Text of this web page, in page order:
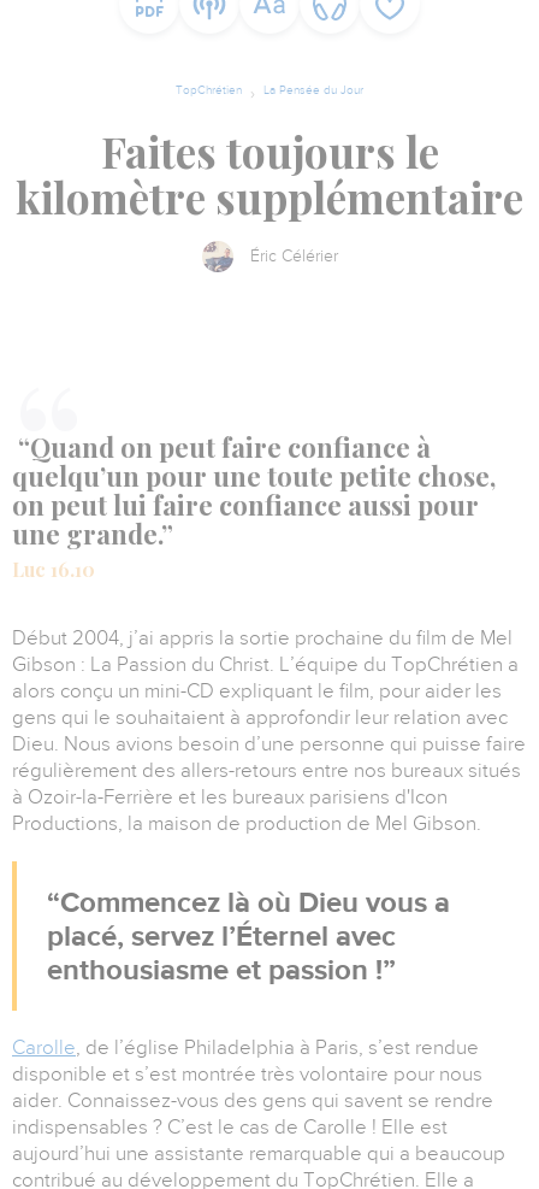
TopChrétien La Pensée du Jour
Faites toujours le
kilomètre supplémentaire
Éric Célérier
“Quand on peut faire confiance à
quelqu’un pour une toute petite chose,
on peut lui faire confiance aussi pour
une grande.”
Luc 16.10
Début 2004, j’ai appris la sortie prochaine du film de Mel
Gibson : La Passion du Christ. L’équipe du TopChrétien a
alors conçu un mini-CD expliquant le film, pour aider les
gens qui le souhaitaient à approfondir leur relation avec
Dieu. Nous avions besoin d’une personne qui puisse faire
régulièrement des allers-retours entre nos bureaux situés
à Ozoir-la-Ferrière et les bureaux parisiens d'Icon
Productions, la maison de production de Mel Gibson.
Commencez là où Dieu vous a
placé, servez l’Éternel avec
enthousiasme et passion !
Carolle, de l’église Philadelphia à Paris, s’est rendue
disponible et s’est montrée très volontaire pour nous
aider. Connaissez-vous des gens qui savent se rendre
indispensables ? C’est le cas de Carolle ! Elle est
aujourd’hui une assistante remarquable qui a beaucoup
contribué au développement du TopChrétien. Elle a